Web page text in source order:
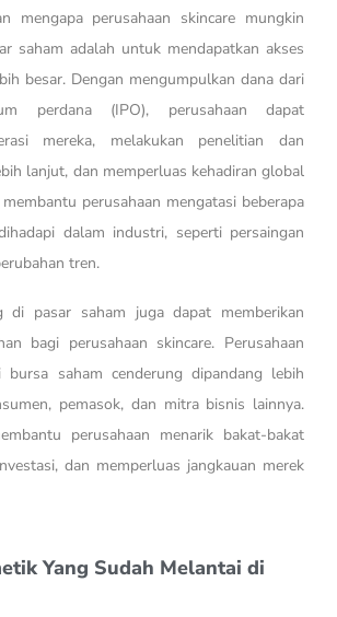
mengapa perusahaan skincare mungkin
saham adalah untuk mendapatkan akses
besar. Dengan mengumpulkan dana dari
perdana (IPO), perusahaan dapat
mereka, melakukan penelitian dan
lanjut, dan memperluas kehadiran global
perusahaan mengatasi beberapa
dalam industri, seperti persaingan
tren.
di pasar saham juga dapat memberikan
bagi perusahaan skincare. Perusahaan
saham cenderung dipandang lebih
pemasok, dan mitra bisnis lainnya.
perusahaan menarik bakat-bakat
dan memperluas jangkauan merek
Yang Sudah Melantai di